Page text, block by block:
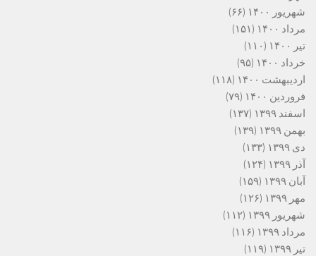
شهریور ۱۴۰۰
(۶۶)
مرداد ۱۴۰۰
(۱۵۱)
تیر ۱۴۰۰
(۱۱۰)
خرداد ۱۴۰۰
(۹۵)
اردیبهشت ۱۴۰۰
(۱۱۸)
فروردین ۱۴۰۰
(۷۹)
اسفند ۱۳۹۹
(۱۳۷)
بهمن ۱۳۹۹
(۱۳۹)
دی ۱۳۹۹
(۱۳۳)
آذر ۱۳۹۹
(۱۲۴)
آبان ۱۳۹۹
(۱۵۹)
مهر ۱۳۹۹
(۱۲۶)
شهریور ۱۳۹۹
(۱۱۲)
مرداد ۱۳۹۹
(۱۱۶)
تیر ۱۳۹۹
(۱۱۹)